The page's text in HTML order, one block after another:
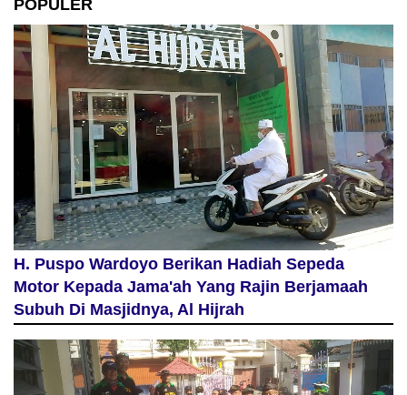
POPULER
H. Puspo Wardoyo Berikan Hadiah Sepeda
Motor Kepada Jama'ah Yang Rajin Berjamaah
Subuh Di Masjidnya, Al Hijrah